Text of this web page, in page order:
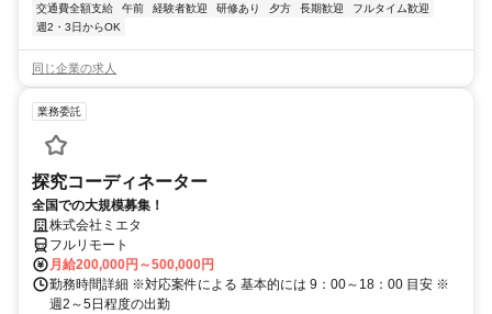
交通費全額支給
午前 経験者歓迎 研修あり 夕方 長期歓迎
フルタイム歓迎
週2・3日からOK
同じ企業の求人
業務委託
探究コーディネーター
全国での大規模募集！
株式会社ミエタ
フルリモート
月給200,000円～500,000円
勤務時間詳細 ※対応案件による 基本的には 9：00～18：00 目安 ※
週2～5日程度の出勤